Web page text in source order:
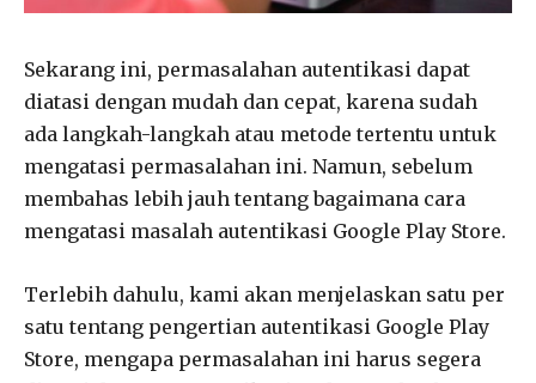
Sekarang ini, permasalahan autentikasi dapat
diatasi dengan mudah dan cepat, karena sudah
ada langkah-langkah atau metode tertentu untuk
mengatasi permasalahan ini. Namun, sebelum
membahas lebih jauh tentang bagaimana cara
mengatasi masalah autentikasi Google Play Store.
Terlebih dahulu, kami akan menjelaskan satu per
satu tentang pengertian autentikasi Google Play
Store, mengapa permasalahan ini harus segera